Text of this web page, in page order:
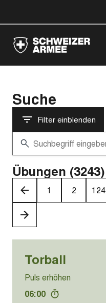
Suche
Filter einblenden
Übungen (3243)
‹ 1 2 124
›
Torball
Puls erhöhen
06:00